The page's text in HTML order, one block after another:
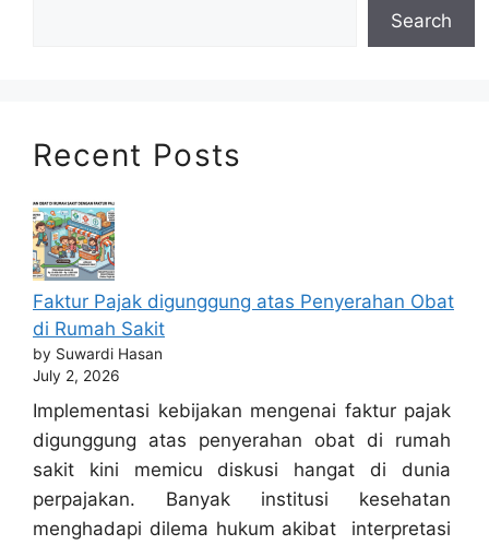
Search
Recent Posts
Faktur Pajak digunggung atas Penyerahan Obat
di Rumah Sakit
by Suwardi Hasan
July 2, 2026
Implementasi kebijakan mengenai faktur pajak
digunggung atas penyerahan obat di rumah
sakit kini memicu diskusi hangat di dunia
perpajakan. Banyak institusi kesehatan
menghadapi dilema hukum akibat interpretasi